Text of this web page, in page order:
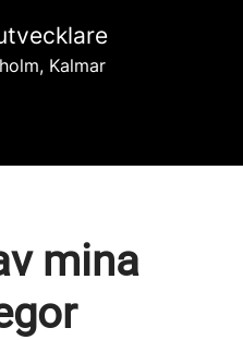
Kalmar
mina